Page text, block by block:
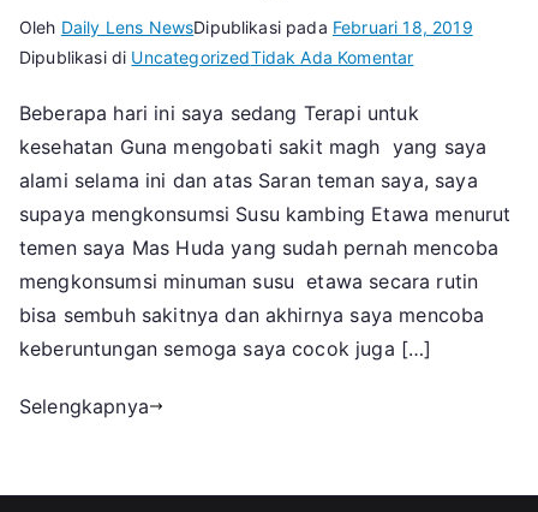
Oleh Daily Lens NewsDipublikasi pada Februari 18, 2019
Dipublikasi di UncategorizedTidak Ada Komentarpada
Pengalaman
Efek
Samping
Setelah
Kambing
Etawa
Beberapa hari ini saya sedang Terapi untuk
kesehatan Guna mengobati sakit magh yang saya
alami selama ini dan atas Saran teman saya, saya
supaya mengkonsumsi Susu kambing Etawa menurut
temen saya Mas Huda yang sudah pernah mencoba
mengkonsumsi minuman susu etawa secara rutin
bisa sembuh sakitnya dan akhirnya saya mencoba
keberuntungan semoga saya cocok juga […]
Selengkapnya